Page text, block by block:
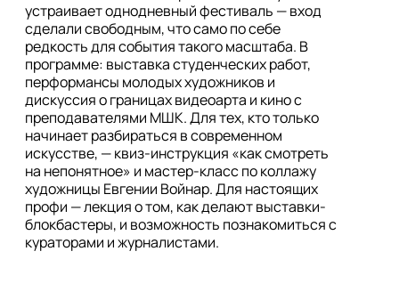
устраивает однодневный фестиваль — вход
сделали свободным, что само по себе
редкость для события такого масштаба. В
программе: выставка студенческих работ,
перформансы молодых художников и
дискуссия о границах видеоарта и кино с
преподавателями МШК. Для тех, кто только
начинает разбираться в современном
искусстве, — квиз-инструкция «как смотреть
на непонятное» и мастер-класс по коллажу
художницы Евгении Войнар. Для настоящих
профи — лекция о том, как делают выставки-
блокбастеры, и возможность познакомиться с
кураторами и журналистами.